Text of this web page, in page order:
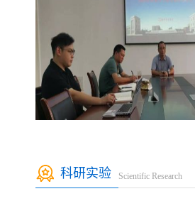
科研实验 Scientific Research